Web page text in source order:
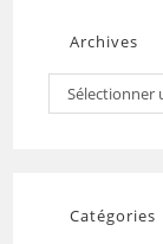
Archives
Sélectionner
Catégories